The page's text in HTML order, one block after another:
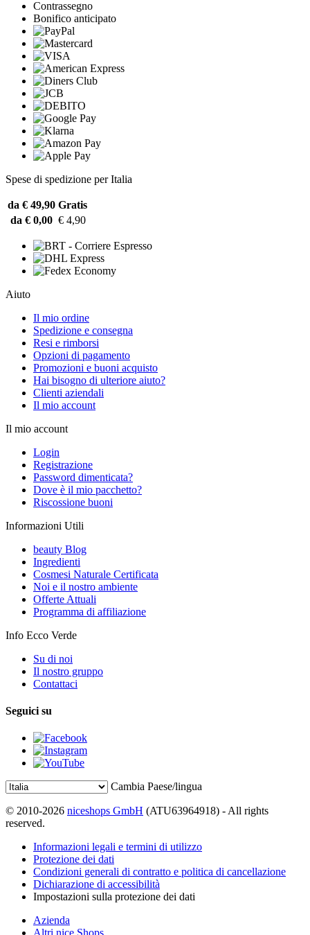
Contrassegno
Bonifico anticipato
Spese di spedizione per Italia
da € 49,90 Gratis
da € 0,00 € 4,90
Aiuto
Il mio ordine
Spedizione e consegna
Resi e rimborsi
Opzioni di pagamento
Promozioni e buoni acquisto
Hai bisogno di ulteriore aiuto?
Clienti aziendali
Il mio account
Il mio account
Login
Registrazione
Password dimenticata?
Dove è il mio pacchetto?
Riscossione buoni
Informazioni Utili
beauty Blog
Ingredienti
Cosmesi Naturale Certificata
Noi e il nostro ambiente
Offerte Attuali
Programma di affiliazione
Info Ecco Verde
Su di noi
Il nostro gruppo
Contattaci
Seguici su
Cambia Paese/lingua
© 2010-2026 niceshops GmbH (ATU63964918) - All rights
reserved.
Informazioni legali e termini di utilizzo
Protezione dei dati
Condizioni generali di contratto e politica di cancellazione
Dichiarazione di accessibilità
Impostazioni sulla protezione dei dati
Azienda